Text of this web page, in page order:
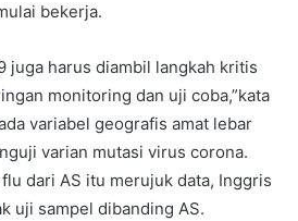
bekerja.
juga harus diambil langkah kritis
monitoring dan uji coba,”kata
variabel geografis amat lebar
varian mutasi virus corona.
dari AS itu merujuk data, Inggris
uji sampel dibanding AS.